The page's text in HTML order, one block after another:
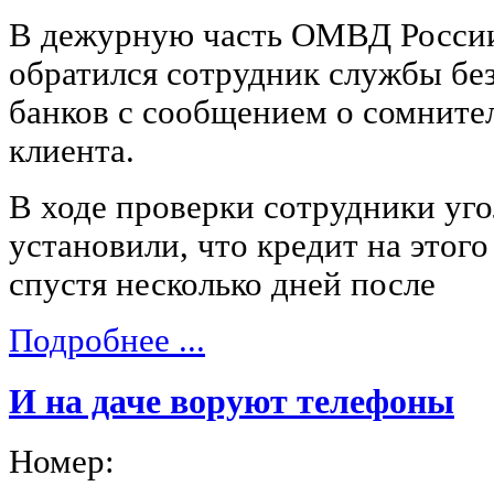
В дежурную часть ОМВД
обратился сотрудник службы
банков с сообщением о
клиента.
В ходе проверки сотрудники
установили, что кредит на
спустя несколько дней после
Подробнее ...
И на даче воруют телефоны
Номер: